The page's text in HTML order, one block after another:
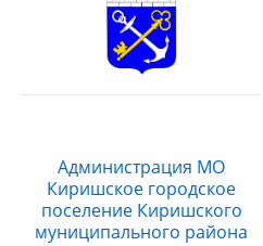
Администрация МО
Киришское городское
поселение Киришского
муниципального района